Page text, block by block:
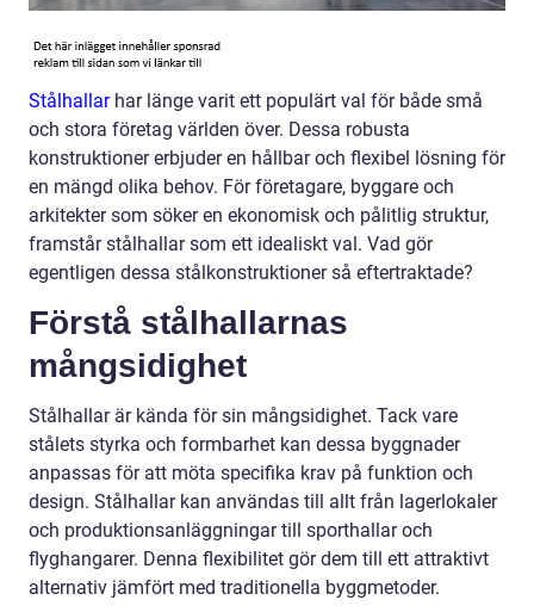
Stålhallarhar länge varit ett populärt val för både små
och stora företag världen över. Dessa robusta
konstruktioner erbjuder en hållbar och flexibel lösning för
en mängd olika behov. För företagare, byggare och
arkitekter som söker en ekonomisk och pålitlig struktur,
framstår stålhallar som ett idealiskt val. Vad gör
egentligen dessa stålkonstruktioner så eftertraktade?
Förstå stålhallarnas
mångsidighet
Stålhallar är kända för sin mångsidighet. Tack vare
stålets styrka och formbarhet kan dessa byggnader
anpassas för att möta specifika krav på funktion och
design. Stålhallar kan användas till allt från lagerlokaler
och produktionsanläggningar till sporthallar och
flyghangarer. Denna flexibilitet gör dem till ett attraktivt
alternativ jämfört med traditionella byggmetoder.